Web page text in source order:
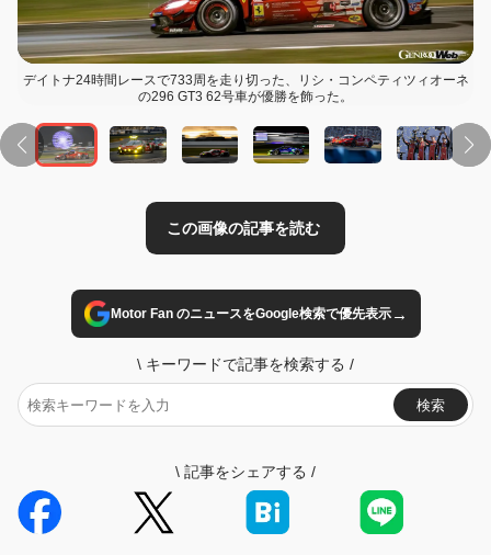
デイトナ24時間レースで733周を走り切った、リシ・コンペティツィオーネ
の296 GT3 62号車が優勝を飾った。
この画像の記事を読む
Motor Fan のニュースをGoogle検索で優先表示→
\ キーワードで記事を検索する /
検索
\ 記事をシェアする /